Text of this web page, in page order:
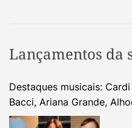
Lançamentos da
Destaques musicais:
Bacci, Ariana Grande,